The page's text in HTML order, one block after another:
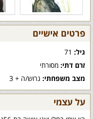
פרטים אישיים
גיל:
זרם דתי: מסורתי
מצב משפחתי: גרוש/ה + 3
על עצמי